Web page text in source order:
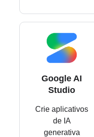
Google AI
Studio
Crie aplicativos
de IA
generativa